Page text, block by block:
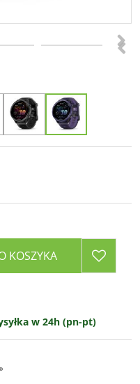
<
KOSZYKA
w 24h (pn-pt)